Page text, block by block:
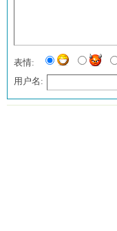
表情:
用户名: